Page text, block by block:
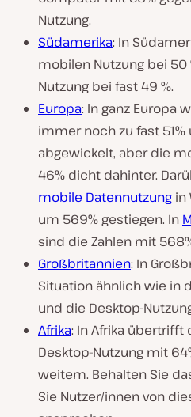
Nutzung.
Südamerika: In
mobilen Nutzung bei 50
Nutzung bei fast 49 %.
Europa: In ganz Europa
immer noch zu fast 51%
abgewickelt, aber die
46% dicht dahinter.
mobile Datennutzung in
um 569% gestiegen. In
sind die Zahlen mit
Großbritannien: In
Situation ähnlich wie in
und die Desktop-
Afrika: In Afrika übertrifft
Desktop-Nutzung mit
weitem. Behalten Sie
Sie Nutzer/innen von